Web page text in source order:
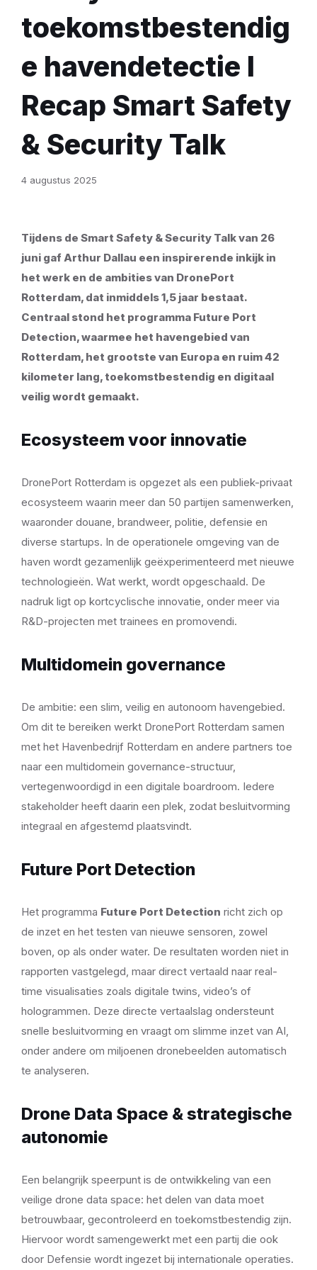
toekomstbestendig
e havendetectie I
Recap Smart Safety
& Security Talk
4 augustus 2025
Tijdens de Smart Safety & Security Talk van 26
juni gaf Arthur Dallau een inspirerende inkijk in
het werk en de ambities van DronePort
Rotterdam, dat inmiddels 1,5 jaar bestaat.
Centraal stond het programma Future Port
Detection, waarmee het havengebied van
Rotterdam, het grootste van Europa en ruim 42
kilometer lang, toekomstbestendig en digitaal
veilig wordt gemaakt.
Ecosysteem voor innovatie
DronePort Rotterdam is opgezet als een publiek-privaat
ecosysteem waarin meer dan 50 partijen samenwerken,
waaronder douane, brandweer, politie, defensie en
diverse startups. In de operationele omgeving van de
haven wordt gezamenlijk geëxperimenteerd met nieuwe
technologieën. Wat werkt, wordt opgeschaald. De
nadruk ligt op kortcyclische innovatie, onder meer via
R&D-projecten met trainees en promovendi.
Multidomein governance
De ambitie: een slim, veilig en autonoom havengebied.
Om dit te bereiken werkt DronePort Rotterdam samen
met het Havenbedrijf Rotterdam en andere partners toe
naar een multidomein governance-structuur,
vertegenwoordigd in een digitale boardroom. Iedere
stakeholder heeft daarin een plek, zodat besluitvorming
integraal en afgestemd plaatsvindt.
Future Port Detection
Het programma Future Port Detection richt zich op
de inzet en het testen van nieuwe sensoren, zowel
boven, op als onder water. De resultaten worden niet in
rapporten vastgelegd, maar direct vertaald naar real-
time visualisaties zoals digitale twins, video’s of
hologrammen. Deze directe vertaalslag ondersteunt
snelle besluitvorming en vraagt om slimme inzet van AI,
onder andere om miljoenen dronebeelden automatisch
te analyseren.
Drone Data Space & strategische
autonomie
Een belangrijk speerpunt is de ontwikkeling van een
veilige drone data space: het delen van data moet
betrouwbaar, gecontroleerd en toekomstbestendig zijn.
Hiervoor wordt samengewerkt met een partij die ook
door Defensie wordt ingezet bij internationale operaties.